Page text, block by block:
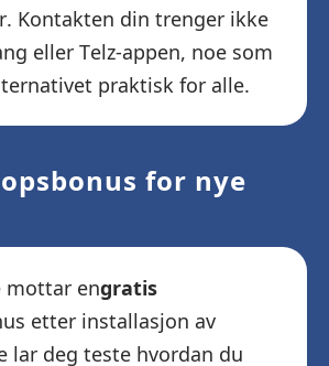
Kontakten din trenger ikke
eller Telz-appen, noe som
praktisk for alle.
for nye
mottar engratis
etter installasjon av
lar deg teste hvordan du